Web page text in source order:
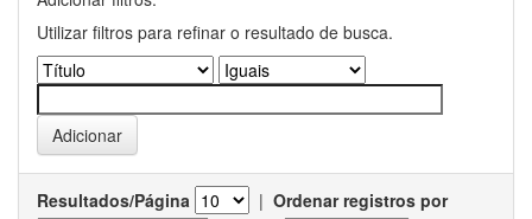
Utilizar filtros para refinar o resultado de busca.
Resultados/Página | Ordenar registros por